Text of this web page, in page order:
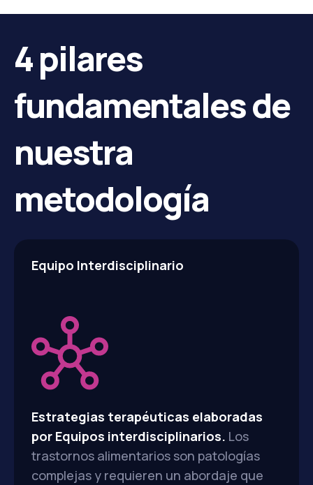
4 pilares
fundamentales de
nuestra
metodología
Equipo Interdisciplinario
Estrategias terapéuticas elaboradas
por Equipos interdisciplinarios. Los
trastornos alimentarios son patologías
complejas y requieren un abordaje que